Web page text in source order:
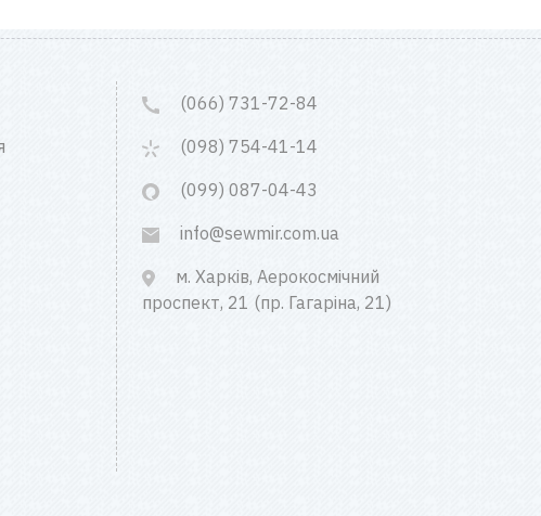
(066) 731-72-84
(098) 754-41-14
(099) 087-04-43
info@sewmir.com.ua
м. Харків, Аерокосмічний
проспект, 21 (пр. Гагаріна, 21)